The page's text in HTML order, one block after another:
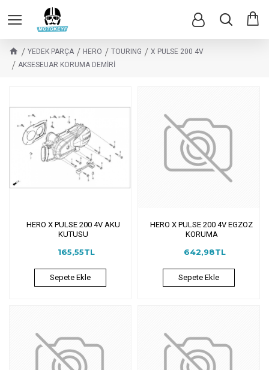
YEDEK PARÇA HERO TOURING
X PULSE 200 4V
AKSESEUAR KORUMA DEMİRİ
HERO X PULSE 200 4V AKU
KUTUSU
165,55TL
Sepete Ekle
HERO X PULSE 200 4V EGZOZ
KORUMA
642,98TL
Sepete Ekle